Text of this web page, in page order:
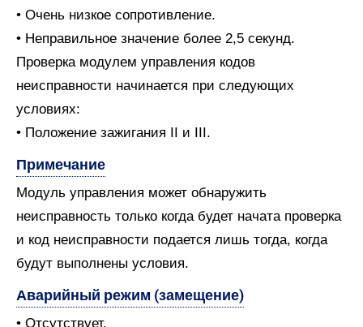
• Очень низкое сопротивление.
• Неправильное значение более 2,5 секунд.
Проверка модулем управления кодов
неисправности начинается при следующих
условиях:
• Положение зажигания II и III.
Примечание
Модуль управления может обнаружить
неисправность только когда будет начата проверка
и код неисправности подается лишь тогда, когда
будут выполнены условия.
Аварийный режим (замещение)
• Отсутствует.